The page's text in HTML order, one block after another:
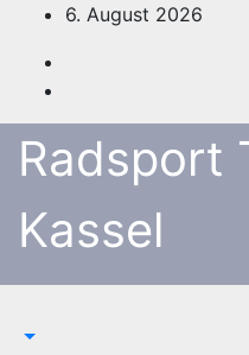
springen
6. August 2026
Radsport
Kassel